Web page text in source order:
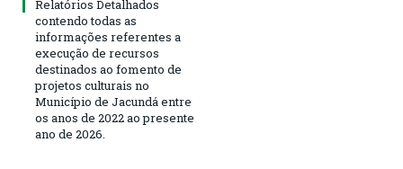
Relatórios Detalhados
contendo todas as
informações referentes a
execução de recursos
destinados ao fomento de
projetos culturais no
Município de Jacundá entre
os anos de 2022 ao presente
ano de 2026.